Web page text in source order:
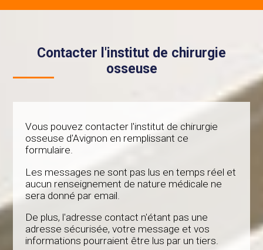
Contacter l'institut de chirurgie
osseuse
Vous pouvez contacter l'institut de chirurgie
osseuse d'Avignon en remplissant ce
formulaire.
Les messages ne sont pas lus en temps réel et
aucun renseignement de nature médicale ne
sera donné par email.
De plus, l'adresse contact n'étant pas une
adresse sécurisée, votre message et vos
informations pourraient être lus par un tiers.